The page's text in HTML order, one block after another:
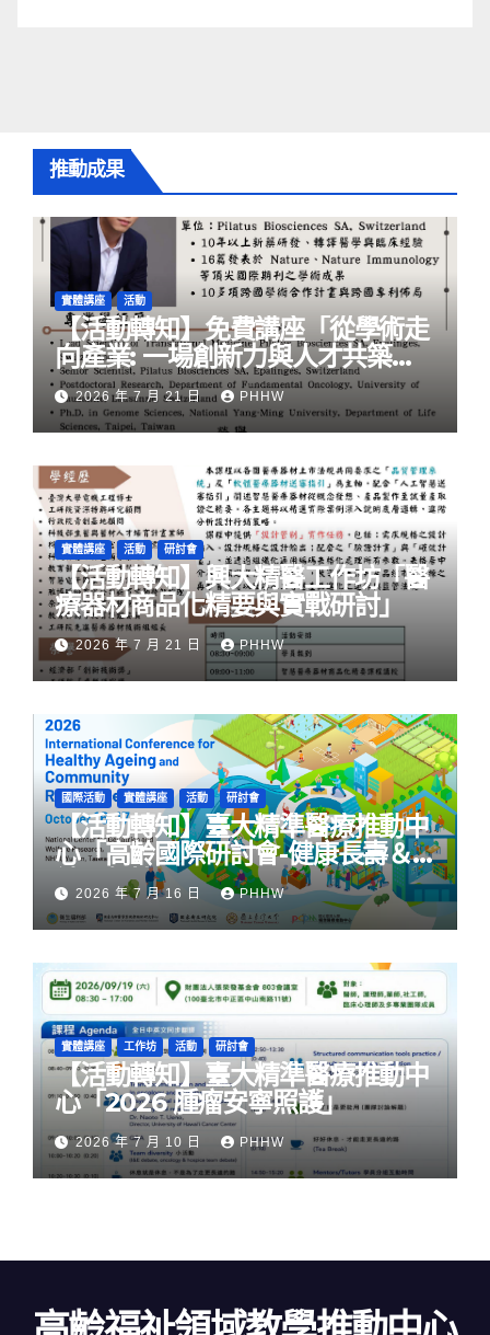
推動成果
實體講座 活動
【活動轉知】免費講座「從學術走
向產業: ⼀場創新力與⼈才共築的
旅程」
2026 年 7 月 21 日 PHHW
實體講座 活動 研討會
【活動轉知】興大精醫工作坊「醫
療器材商品化精要與實戰研討」
2026 年 7 月 21 日 PHHW
國際活動 實體講座 活動 研討會
【活動轉知】臺大精準醫療推動中
心「高齡國際研討會-健康長壽＆
社區韌性」
2026 年 7 月 16 日 PHHW
實體講座 工作坊 活動 研討會
【活動轉知】臺大精準醫療推動中
心「2026 腫瘤安寧照護」
2026 年 7 月 10 日 PHHW